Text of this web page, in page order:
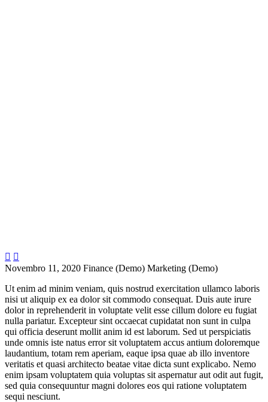
 
Novembro 11, 2020 Finance (Demo) Marketing (Demo)
Ut enim ad minim veniam, quis nostrud exercitation ullamco laboris
nisi ut aliquip ex ea dolor sit commodo consequat. Duis aute irure
dolor in reprehenderit in voluptate velit esse cillum dolore eu fugiat
nulla pariatur. Excepteur sint occaecat cupidatat non sunt in culpa
qui officia deserunt mollit anim id est laborum. Sed ut perspiciatis
unde omnis iste natus error sit voluptatem accus antium doloremque
laudantium, totam rem aperiam, eaque ipsa quae ab illo inventore
veritatis et quasi architecto beatae vitae dicta sunt explicabo. Nemo
enim ipsam voluptatem quia voluptas sit aspernatur aut odit aut fugit,
sed quia consequuntur magni dolores eos qui ratione voluptatem
sequi nesciunt.